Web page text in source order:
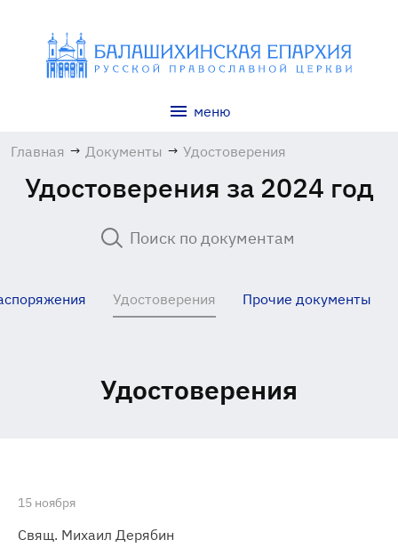
меню
Главная → Документы → Удостоверения
Удостоверения за 2024 год
Удостоверения Прочие документы
Удостоверения
15 ноября
Свящ. Михаил Дерябин